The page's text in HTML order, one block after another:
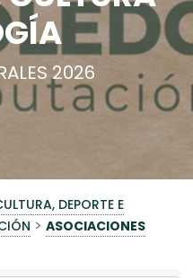
2026
DEPORTE E
> ASOCIACIONES